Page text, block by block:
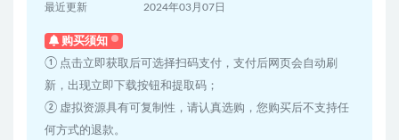
最近更新 2024年03月07日
购买须知
① 点击立即获取后可选择扫码支付，支付后网页会自动刷
新，出现立即下载按钮和提取码；
② 虚拟资源具有可复制性，请认真选购，您购买后不支持任
何方式的退款。